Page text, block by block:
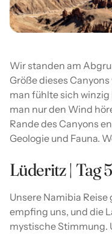
Wir standen am
Größe dieses
man fühlte sich winzig
man nur den Wind
Rande des Canyons
Geologie und Fauna.
Lüderitz | Tag
Unsere Namibia Reise
empfing uns, und die
mystische Stimmung.